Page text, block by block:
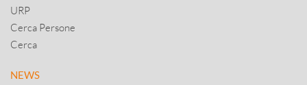
URP
Cerca Persone
Cerca
NEWS